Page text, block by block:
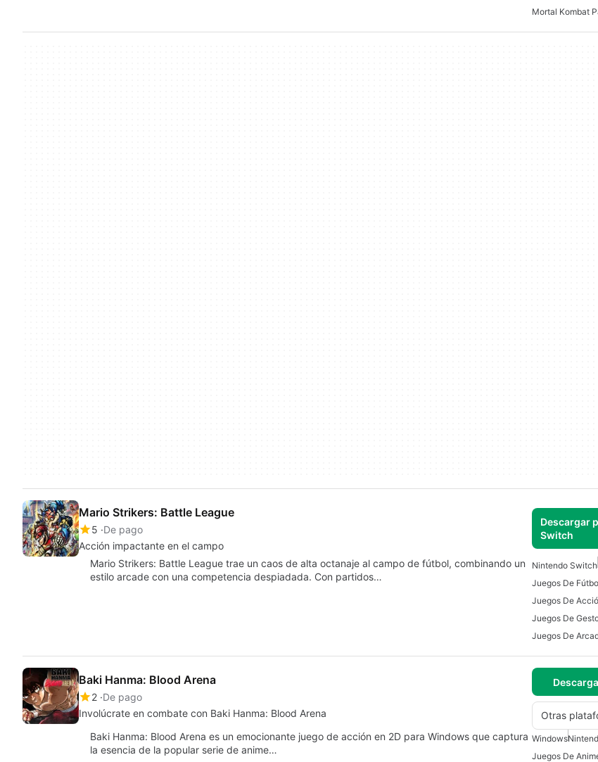
Mortal Kombat
Mario Strikers: Battle League
5 De pago
Acción impactante en el campo
Descargar
Switch
Mario Strikers: Battle League trae un caos de alta octanaje al campo de fútbol, combinando un
estilo arcade con una competencia despiadada. Con partidos…
Nintendo Switch
Juegos De
Juegos De
Juegos De
Juegos De
Baki Hanma: Blood Arena
2 De pago
Involúcrate en combate con Baki Hanma: Blood Arena
Otras
Baki Hanma: Blood Arena es un emocionante juego de acción en 2D para Windows que captura
la esencia de la popular serie de anime…
Windows
Juegos De